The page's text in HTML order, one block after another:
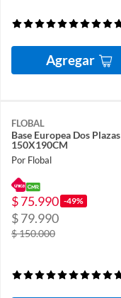
Agregar
FLOBAL
Base Europea Dos Plazas
150X190CM
Por Flobal
$ 75.990 -49%
$ 79.990
$ 150.000